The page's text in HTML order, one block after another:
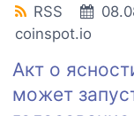
RSS
coinspot.io
Акт о
может